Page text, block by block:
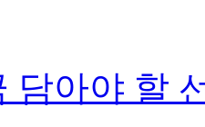
담아야 할